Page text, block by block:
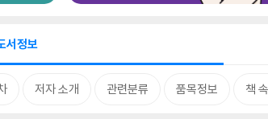
서정보
저자 소개 관련분류 품목정보 책